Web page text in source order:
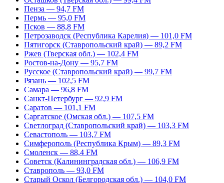
Пенза — 94,7 FM
Пермь — 95,0 FM
Псков — 88,8 FM
Петрозаводск (Республика Карелия) — 101,0 FM
Пятигорск (Ставропольский край) — 89,2 FM
Ржев (Тверская обл.) — 102,4 FM
Ростов-на-Дону — 95,7 FM
Русское (Ставропольский край) — 99,7 FM
Рязань — 102,5 FM
Самара — 96,8 FM
Санкт-Петербург — 92,9 FM
Саратов — 101,1 FM
Саргатское (Омская обл.) — 107,5 FM
Светлоград (Ставропольский край) — 103,3 FM
Севастополь — 103,7 FM
Симферополь (Республика Крым) — 89,3 FM
Смоленск — 88,4 FM
Советск (Калининградская обл.) — 106,9 FM
Ставрополь — 93,0 FM
Старый Оскол (Белгородская обл.) — 104,0 FM